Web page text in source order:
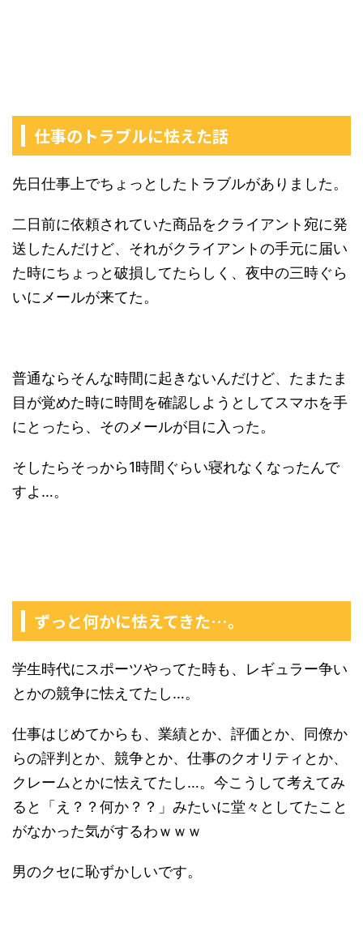
仕事のトラブルに怯えた話
先日仕事上でちょっとしたトラブルがありました。
二日前に依頼されていた商品をクライアント宛に発
送したんだけど、それがクライアントの手元に届い
た時にちょっと破損してたらしく、夜中の三時ぐら
いにメールが来てた。
普通ならそんな時間に起きないんだけど、たまたま
目が覚めた時に時間を確認しようとしてスマホを手
にとったら、そのメールが目に入った。
そしたらそっから1時間ぐらい寝れなくなったんで
すよ…。
ずっと何かに怯えてきた…。
学生時代にスポーツやってた時も、レギュラー争い
とかの競争に怯えてたし…。
仕事はじめてからも、業績とか、評価とか、同僚か
らの評判とか、競争とか、仕事のクオリティとか、
クレームとかに怯えてたし…。今こうして考えてみ
ると「え？？何か？？」みたいに堂々としてたこと
がなかった気がするわｗｗｗ
男のクセに恥ずかしいです。